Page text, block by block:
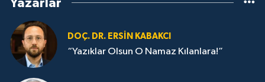
Yazarlar
DOÇ. DR. ERSIN KABAKCI
“Yazıklar Olsun O Namaz Kılanlara!”